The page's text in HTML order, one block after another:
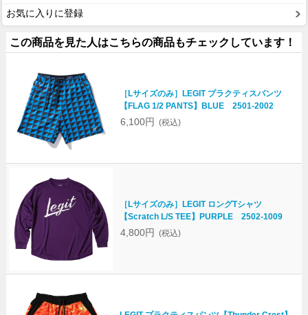
お気に入りに登録
この商品を見た人はこちらの商品もチェックしています！
［Lサイズのみ］LEGIT プラクティスパンツ
【FLAG 1/2 PANTS】BLUE 2501-2002
6,100円 (税込)
［Lサイズのみ］LEGIT ロングTシャツ
【Scratch L/S TEE】PURPLE 2502-1009
4,800円 (税込)